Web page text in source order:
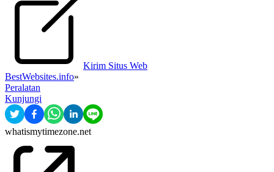
Kirim Situs Web
BestWebsites.info»
Peralatan
Kunjungi
whatismytimezone.net